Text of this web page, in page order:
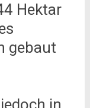
Hektar
gebaut
in